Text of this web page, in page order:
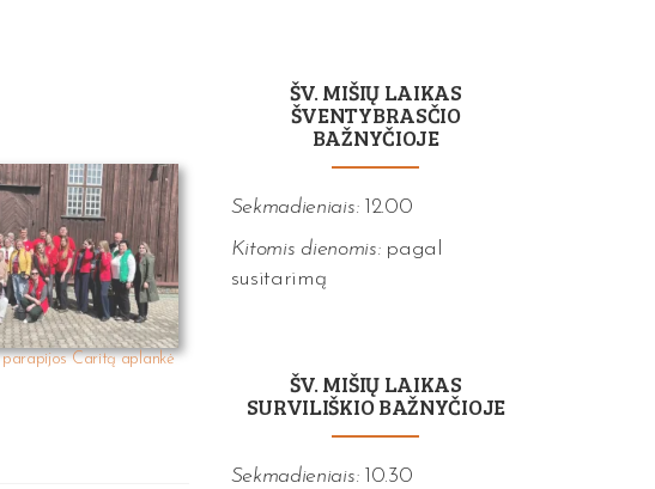
parapijos Caritą aplankė
ŠV. MIŠIŲ LAIKAS
ŠVENTYBRASČIO
BAŽNYČIOJE
Sekmadieniais: 12.00
Kitomis dienomis: pagal
susitarimą
ŠV. MIŠIŲ LAIKAS
SURVILIŠKIO BAŽNYČIOJE
Sekmadieniais: 10.30